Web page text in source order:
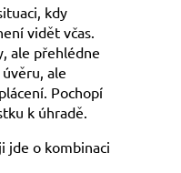
kdy
vidět včas.
ale přehlédne
ale
Pochopí
k úhradě.
jde o kombinaci